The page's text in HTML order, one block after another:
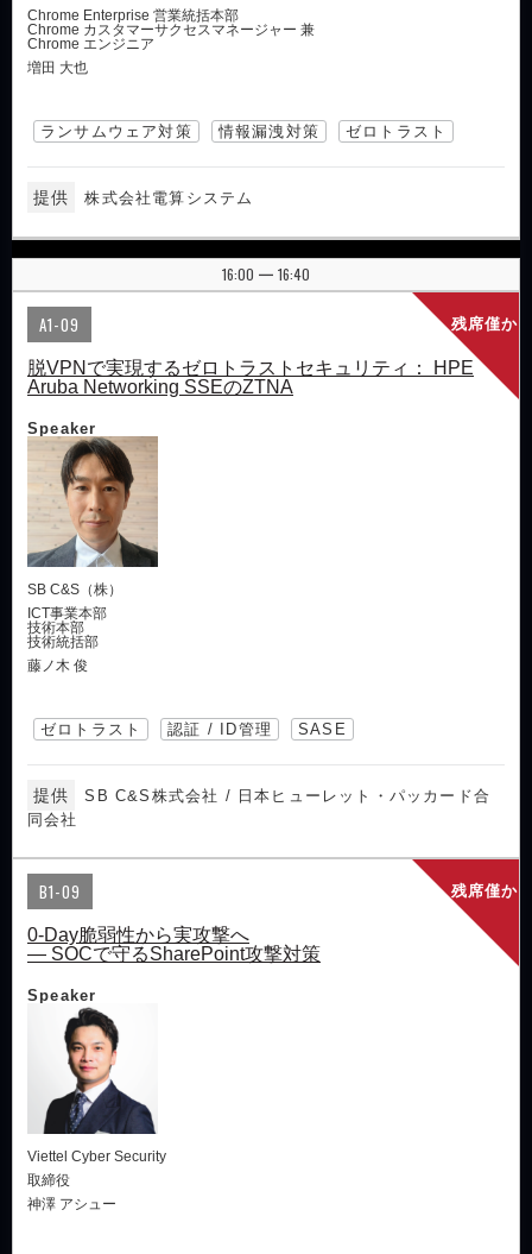
Chrome Enterprise 営業統括本部
Chrome カスタマーサクセスマネージャー 兼
Chrome エンジニア
増田 大也
ランサムウェア対策 情報漏洩対策 ゼロトラスト
提供 株式会社電算システム
16:00 | 16:40
残席僅か
A1-09
脱VPNで実現するゼロトラストセキュリティ： HPE
Aruba Networking SSEのZTNA
Speaker
SB C&S（株）
ICT事業本部
技術本部
技術統括部
藤ノ木 俊
ゼロトラスト 認証 / ID管理 SASE
提供
SB C&S株式会社 / 日本ヒューレット・パッカード合
同会社
残席僅か
B1-09
0-Day脆弱性から実攻撃へ
― SOCで守るSharePoint攻撃対策
Speaker
Viettel Cyber Security
取締役
神澤 アシュー